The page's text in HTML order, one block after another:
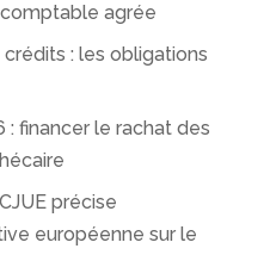
agrée
: les obligations
: financer le rachat des
précise
européenne sur le